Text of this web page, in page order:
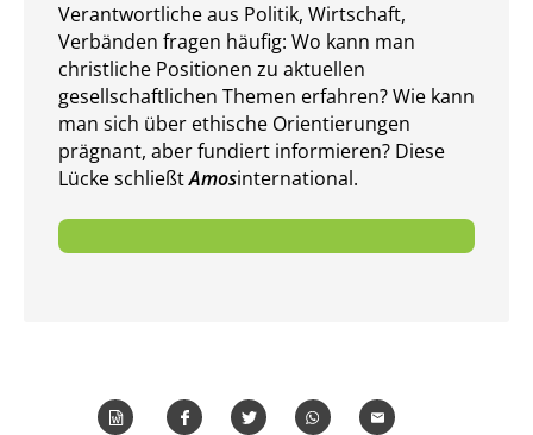
Verantwort­liche aus Politik, Wirtschaft,
Verbänden fragen häufig: Wo kann man
christliche Positionen zu aktuellen
gesellschaft­lichen Themen er­fahren? Wie kann
man sich über ethische Orientierungen
prägnant, aber fundiert in­for­mieren? Diese
Lücke schließtAmosinternational.